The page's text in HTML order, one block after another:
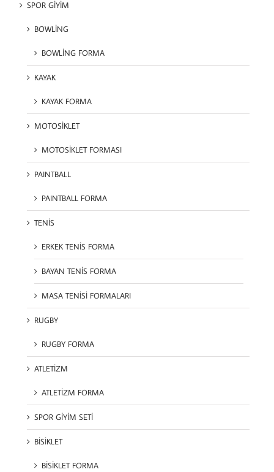
SPOR GİYİM
BOWLİNG
BOWLİNG FORMA
KAYAK
KAYAK FORMA
MOTOSİKLET
MOTOSİKLET FORMASI
PAINTBALL
PAINTBALL FORMA
TENİS
ERKEK TENİS FORMA
BAYAN TENİS FORMA
MASA TENİSİ FORMALARI
RUGBY
RUGBY FORMA
ATLETİZM
ATLETİZM FORMA
SPOR GİYİM SETİ
BİSİKLET
BİSİKLET FORMA